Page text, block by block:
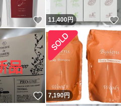
いいね！
11,400円
いいね！
7,190円